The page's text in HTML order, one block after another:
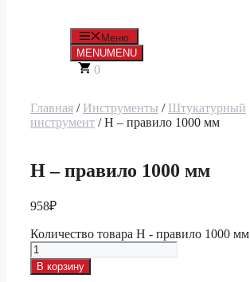
Меню
MENUMENU
0
Главная / Инструменты / Штукатурный
инструмент / H – правило 1000 мм
H – правило 1000 мм
958₽
Количество товара H - правило 1000 мм
В корзину